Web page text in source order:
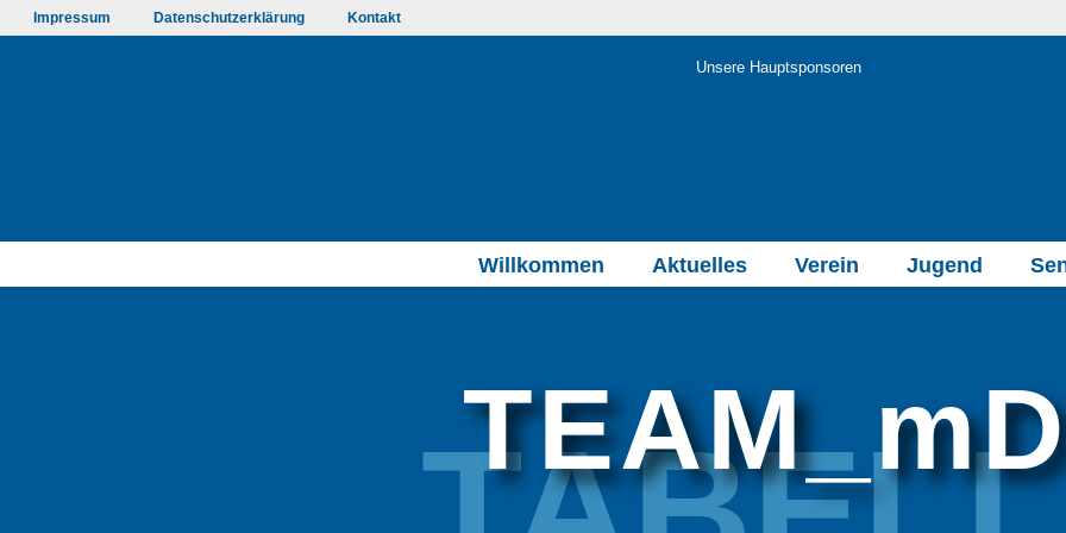
Impressum Datenschutzerklärung Kontakt
Unsere Hauptsponsoren
Willkommen Aktuelles Verein Jugend